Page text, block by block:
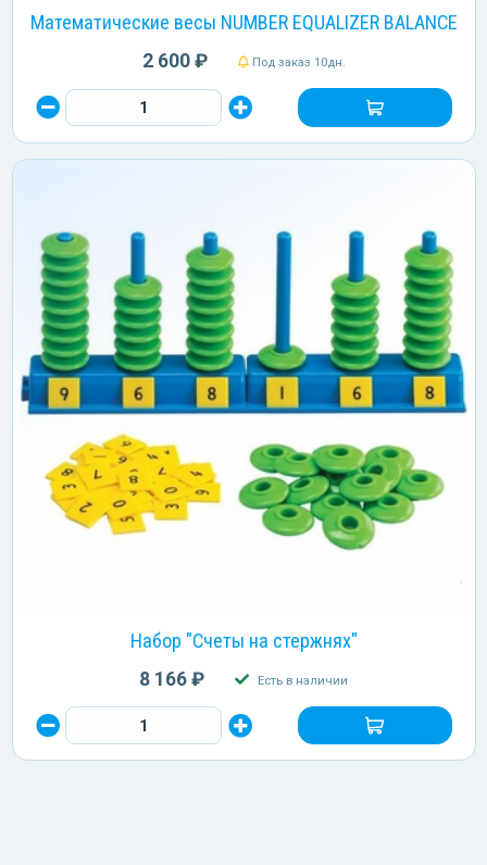
Математические весы NUMBER EQUALIZER BALANCE
2 600 ₽ Под заказ 10дн.
Набор "Счеты на стержнях"
8 166 ₽ Есть в наличии